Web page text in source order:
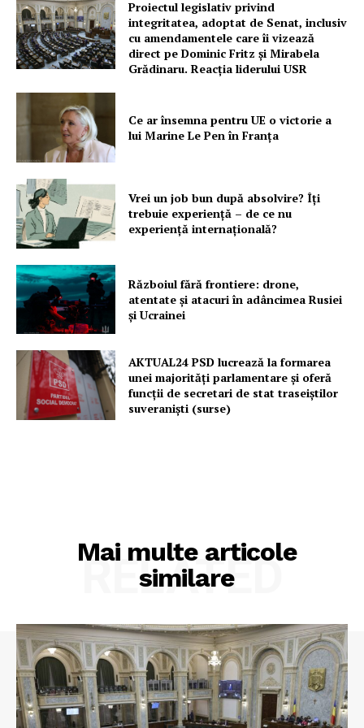
Proiectul legislativ privind
integritatea, adoptat de Senat, inclusiv
cu amendamentele care îi vizează
direct pe Dominic Fritz și Mirabela
Grădinaru. Reacția liderului USR
Ce ar însemna pentru UE o victorie a
lui Marine Le Pen în Franța
Vrei un job bun după absolvire? Îți
trebuie experiență – de ce nu
experiență internațională?
Războiul fără frontiere: drone,
atentate și atacuri în adâncimea Rusiei
și Ucrainei
AKTUAL24 PSD lucrează la formarea
unei majorităţi parlamentare și oferă
funcții de secretari de stat traseiștilor
suveraniști (surse)
Mai multe articole
similare
RELATED